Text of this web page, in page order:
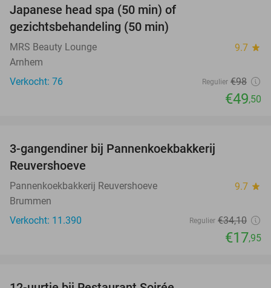
Japanese head spa (50 min) of
gezichtsbehandeling (50 min)
MRS Beauty Lounge 9.7 star
Arnhem
Verkocht: 76
Regulier €98
€49,50
3-gangendiner bij Pannenkoekbakkerij
Reuvershoeve
Pannenkoekbakkerij Reuvershoeve 9.7 star
Brummen
Verkocht: 11.390
Regulier €34,10
€17,95